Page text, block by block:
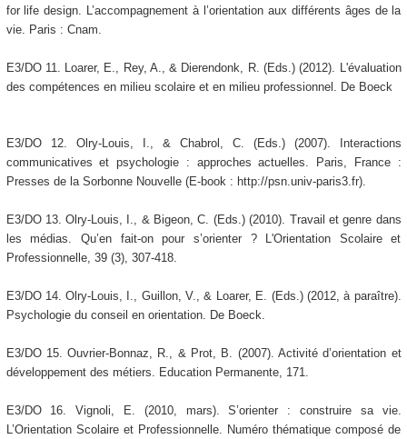
for life design. L’accompagnement à l’orientation aux différents âges de la
vie. Paris : Cnam.
E3/DO 11. Loarer, E., Rey, A., & Dierendonk, R. (Eds.) (2012). L'évaluation
des compétences en milieu scolaire et en milieu professionnel. De Boeck
E3/DO 12. Olry-Louis, I., & Chabrol, C. (Eds.) (2007). Interactions
communicatives et psychologie : approches actuelles. Paris, France :
Presses de la Sorbonne Nouvelle (E-book : http://psn.univ-paris3.fr).
E3/DO 13. Olry-Louis, I., & Bigeon, C. (Eds.) (2010). Travail et genre dans
les médias. Qu’en fait-on pour s’orienter ? L'Orientation Scolaire et
Professionnelle, 39 (3), 307-418.
E3/DO 14. Olry-Louis, I., Guillon, V., & Loarer, E. (Eds.) (2012, à paraître).
Psychologie du conseil en orientation. De Boeck.
E3/DO 15. Ouvrier-Bonnaz, R., & Prot, B. (2007). Activité d’orientation et
développement des métiers. Education Permanente, 171.
E3/DO 16. Vignoli, E. (2010, mars). S’orienter : construire sa vie.
L’Orientation Scolaire et Professionnelle. Numéro thématique composé de